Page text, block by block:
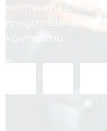
местната власт в
представяне,